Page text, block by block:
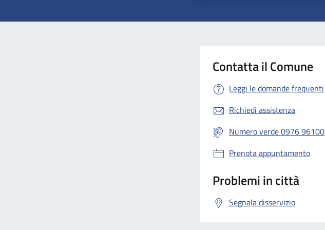
Contatta il Comune
Leggi le domande frequenti
Richiedi assistenza
Numero verde 0976 96100
Prenota appuntamento
Problemi in città
Segnala disservizio